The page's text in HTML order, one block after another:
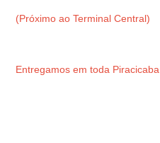
(Próximo ao Terminal Central)
Entregamos em toda Piracicaba